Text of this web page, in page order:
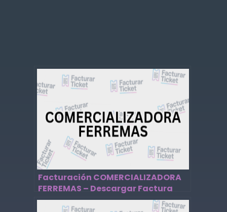
Facturación COMERCIALIZADORA
FERREMAS – Descargar Factura